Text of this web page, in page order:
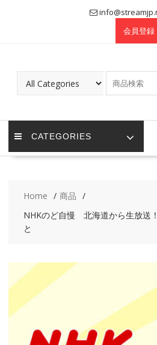
会員登録
CATEGORIES
Home
商品
NHKのど自慢 北海道から生放送
と